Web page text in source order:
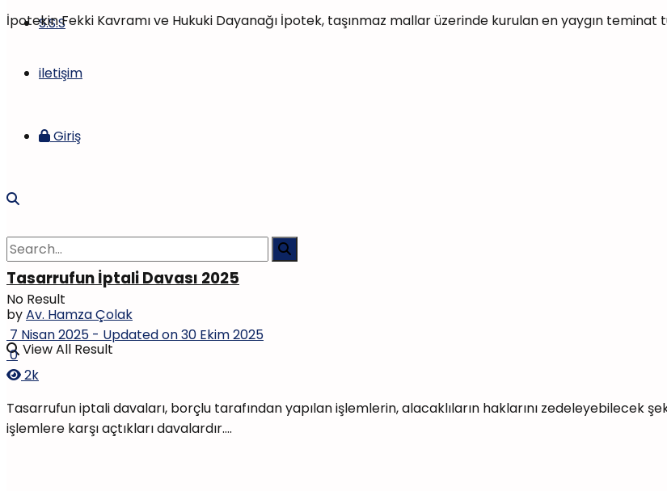
S.S.S
iletişim
Giriş
No Result
View All Result
İpotekin Fekki Kavramı ve Hukuki Dayanağı İpotek, taşınmaz mallar üzerinde kurulan en yaygın teminat
Tasarrufun İptali Davası 2025
byAv. Hamza Çolak
7 Nisan 2025 - Updated on 30 Ekim 2025
0
2k
Tasarrufun iptali davaları, borçlu tarafından yapılan işlemlerin, alacaklıların haklarını zedeleyebilecek
işlemlere karşı açtıkları davalardır....